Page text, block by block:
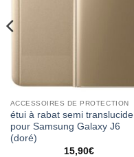
ACCESSOIRES DE PROTECTION
étui à rabat semi translucide
pour Samsung Galaxy J6
(doré)
15,90€